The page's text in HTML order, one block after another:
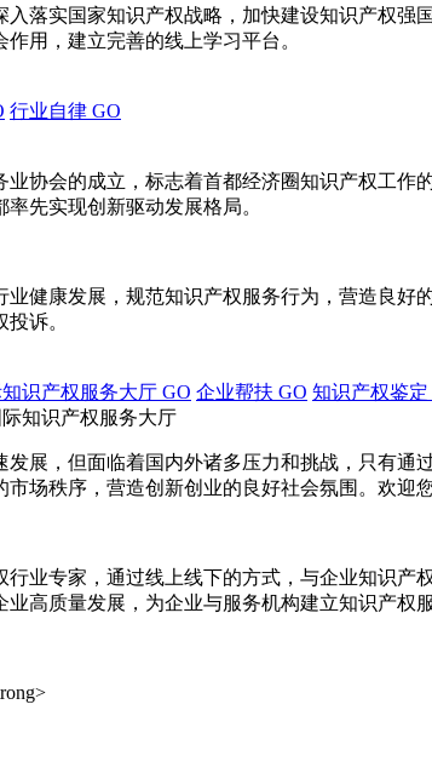
入落实国家知识产权战略，加快建设知识产权强
作用，建立完善的线上学习平台。
行业自律 GO
业协会的成立，标志着首都经济圈知识产权工
先实现创新驱动发展格局。
业健康发展，规范知识产权服务行为，营造良
诉。
识产权服务大厅 GO 企业帮扶 GO 知识产权鉴定
发展，但面临着国内外诸多压力和挑战，只有通
市场秩序，营造创新创业的良好社会氛围。欢迎
行业专家，通过线上线下的方式，与企业知识
业高质量发展，为企业与服务机构建立知识产权